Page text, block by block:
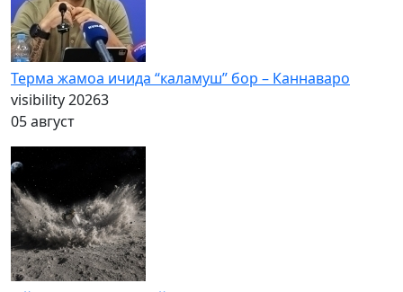
Терма жамоа ичида “каламуш” бор – Каннаваро
visibility20263
05 август